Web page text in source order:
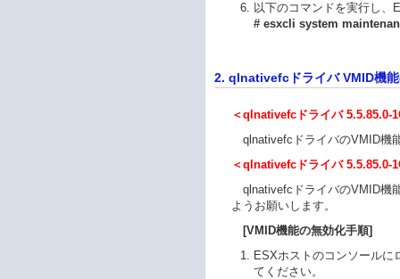
以下のコマンドを実行し、
# esxcli system
2. qlnativefcドライバ VMID機
＜qlnativefcドライバ 5.5.85.0-
qlnativefcドライバのVMID機
＜qlnativefcドライバ 5.5.85.0-
qlnativefcドライバのVMID機
ようお願いします。
[VMID機能の無効化手順]
ESXホストのコンソールに
てください。